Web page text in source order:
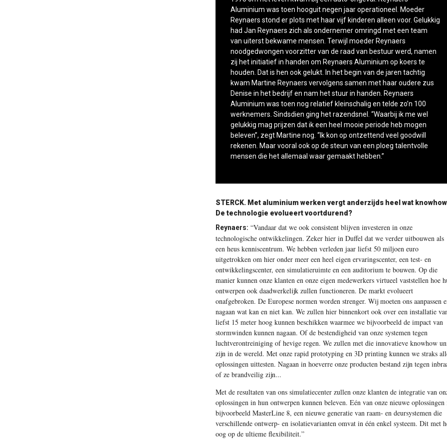
Aluminium was toen hooguit negen jaar operationeel. Moeder
Reynaers stond er plots met haar vijf kinderen alleen voor. Gelukkig
had Jan Reynaers zich als ondernemer omringd met een team
van uiterst bekwame mensen. Terwijl moeder Reynaers
noodgedwongen voorzitter van de raad van bestuur werd, namen
zij het initiatief in handen om Reynaers Aluminium op koers te
houden. Dat is hen ook gelukt. In het begin van de jaren tachtig
kwam Martine Reynaers vervolgens samen met haar oudere zus
Denise in het bedrijf en nam het stuur in handen. Reynaers
Aluminium was toen nog relatief kleinschalig en telde zo’n 100
werknemers. Sindsdien ging het razendsnel. “Waarbij ik me wel
gelukkig mag prijzen dat ik een heel mooie periode heb mogen
beleven”, zegt Martine nog. “Ik kon op ontzettend veel goodwill
rekenen. Maar vooral ook op de steun van een ploeg talentvolle
mensen die het allemaal waar gemaakt hebben.”
STERCK. Met aluminium werken vergt anderzijds heel wat
De technologie evolueert voortdurend?
Reynaers: “Vandaar dat we ook consistent blijven investeren in onze
technologische ontwikkelingen. Zeker hier in Duffel dat we verder uitbouwen als
een heus kenniscentrum. We hebben verleden jaar liefst 50 miljoen euro
uitgetrokken om hier onder meer een heel eigen ervaringscenter, een test- en
ontwikkelingscenter, een simulatieruimte en een auditorium te bouwen. Op die
manier kunnen onze klanten en onze eigen medewerkers virtueel vaststellen hoe
ontwerpen ook daadwerkelijk zullen functioneren. De markt evolueert
onafgebroken. De Europese normen worden strenger. Wij moeten ons aanpassen
nagaan wat kan en niet kan. We zullen hier binnenkort ook over een installatie
liefst 15 meter hoog kunnen beschikken waarmee we bijvoorbeeld de impact van
stormwinden kunnen nagaan. Of de bestendigheid van onze systemen tegen
luchtverontreiniging of hevige regen. We zullen met die innovatieve knowhow
zijn in de wereld. Met onze rapid prototyping en 3D printing kunnen we straks
oplossingen uittesten. Nagaan in hoeverre onze producten bestand zijn tegen
of ze brandveilig zijn...
Met de resultaten van ons simulatiecenter zullen onze klanten de integratie van
oplossingen in hun ontwerpen kunnen beleven. Eén van onze nieuwe oplossingen
bijvoorbeeld MasterLine 8, een nieuwe generatie van raam- en deursystemen die
verschillende ontwerp- en isolatievarianten omvat in één enkel systeem. Dit met
oog op de ultieme flexibiliteit.”